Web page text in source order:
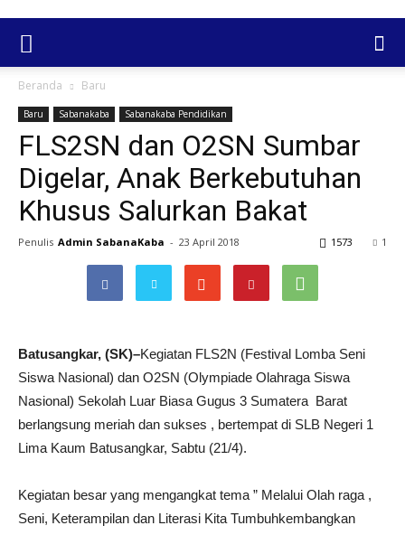
Beranda Baru
Baru Sabanakaba Sabanakaba Pendidikan
FLS2SN dan O2SN Sumbar
Digelar, Anak Berkebutuhan
Khusus Salurkan Bakat
Penulis Admin SabanaKaba - 23 April 2018 1
1573
Batusangkar, (SK)–Kegiatan FLS2N (Festival Lomba Seni
Siswa Nasional) dan O2SN (Olympiade Olahraga Siswa
Nasional) Sekolah Luar Biasa Gugus 3 Sumatera Barat
berlangsung meriah dan sukses , bertempat di SLB Negeri 1
Lima Kaum Batusangkar, Sabtu (21/4).
Kegiatan besar yang mengangkat tema ” Melalui Olah raga ,
Seni, Keterampilan dan Literasi Kita Tumbuhkembangkan